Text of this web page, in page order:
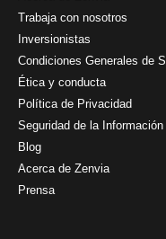
Trabaja con nosotros
Inversionistas
Condiciones Generales de
Ética y conducta
Política de Privacidad
Seguridad de la Información
Blog
Acerca de Zenvia
Prensa